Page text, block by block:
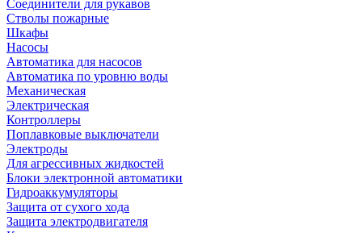
Соединители для рукавов
Стволы пожарные
Шкафы
Насосы
Автоматика для насосов
Автоматика по уровню воды
Механическая
Электрическая
Контроллеры
Поплавковые выключатели
Электроды
Для агрессивных жидкостей
Блоки электронной автоматики
Гидроаккумуляторы
Защита от сухого хода
Защита электродвигателя